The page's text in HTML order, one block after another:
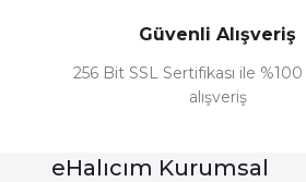
Güvenli Alışveriş
256 Bit SSL Sertifikası ile
alışveriş
eHalıcım Kurumsal